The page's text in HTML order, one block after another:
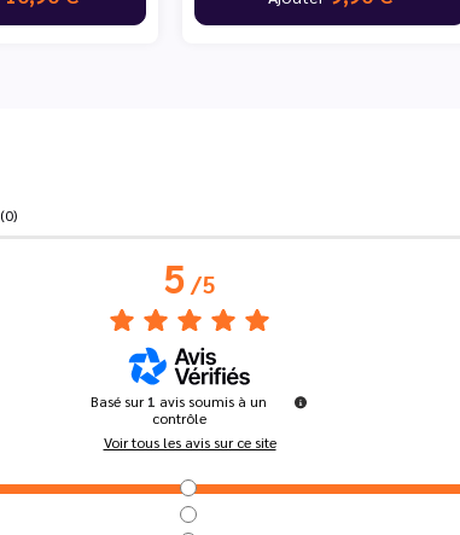
(0)
5/5
Basé sur1 avis soumis à un
contrôle
Voir tous les avis sur ce site